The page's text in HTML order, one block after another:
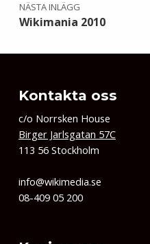
NÄSTA INLÄGG
Wikimania 2010
Kontakta oss
c/o Norrsken House
Birger Jarlsgatan 57C
113 56 Stockholm
info@wikimedia.se
08-409 05 200